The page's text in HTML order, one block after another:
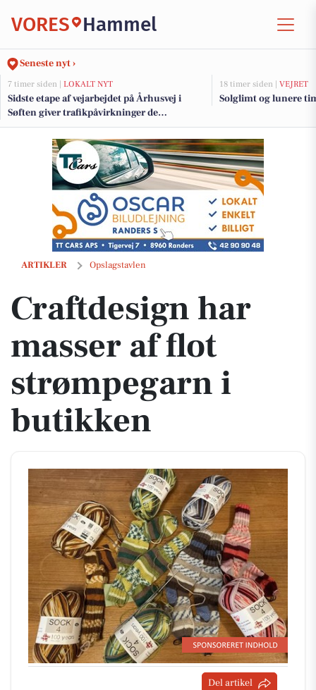
VORES Hammel
Seneste nyt ›
7 timer siden | LOKALT NYT
Sidste etape af vejarbejdet på Århusvej i
Søften giver trafikpåvirkninger de
kommende uger
18 timer siden | VEJRET
Solglimt og lunere
ARTIKLER Opslagstavlen
Craftdesign har masser af flot strømpegarn i butikken
Craftdesign har
masser af flot
strømpegarn i
butikken
Del artikel